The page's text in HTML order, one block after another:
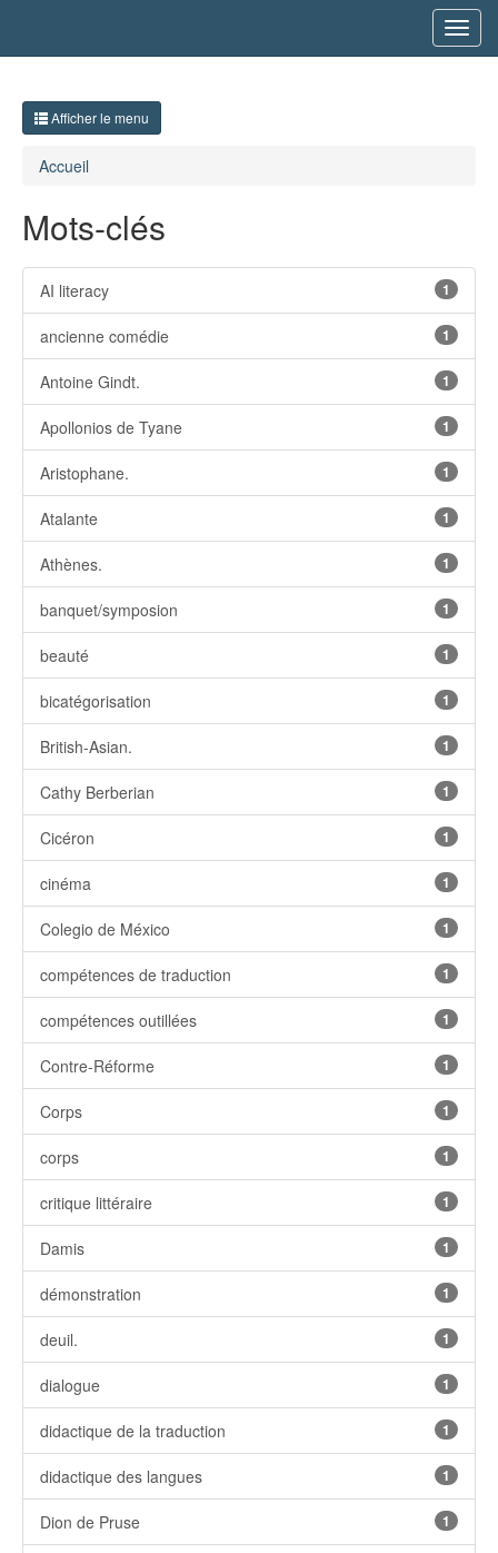
Afficher le menu
Accueil
Mots-clés
AI literacy 1
ancienne comédie 1
Antoine Gindt. 1
Apollonios de Tyane 1
Aristophane. 1
Atalante 1
Athènes. 1
banquet/symposion 1
beauté 1
bicatégorisation 1
British-Asian. 1
Cathy Berberian 1
Cicéron 1
cinéma 1
Colegio de México 1
compétences de traduction 1
compétences outillées 1
Contre-Réforme 1
Corps 1
corps 1
critique littéraire 1
Damis 1
démonstration 1
deuil. 1
dialogue 1
didactique de la traduction 1
didactique des langues 1
Dion de Pruse 1